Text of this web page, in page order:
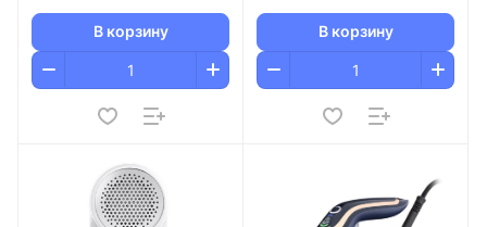
В корзину В корзину